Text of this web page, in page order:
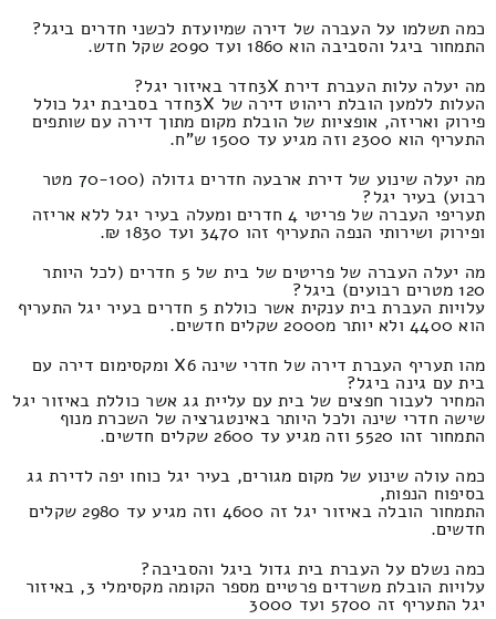
כמה תשלמו על העברה של דירה שמיועדת לכשני חדרים ביגל?
התמחור ביגל והסביבה הוא 1860 ועד 2090 שקל חדש.
מה יעלה עלות העברת דירת 3Xחדר באיזור יגל?
העלות ללמען הובלת ריהוט דירה של 3Xחדר בסביבת יגל כולל
פירוק ואריזה, אופציות של הובלת מקום מתוך דירה עם שותפים
התעריף הוא 2300 וזה מגיע עד 1500 ש"ח.
מה יעלה שינוע של דירת ארבעה חדרים גדולה (70-100 מטר
רבוע) בעיר יגל?
תעריפי העברה של פריטי 4 חדרים ומעלה בעיר יגל ללא אריזה
ופירוק ושירותי הנפה התעריף זהו 3470 ועד 1830 ₪.
מה יעלה העברה של פריטים של בית של 5 חדרים (לכל היותר
120 מטרים רבועים) ביגל?
עלויות העברת בית ענקית אשר כוללת 5 חדרים בעיר יגל התעריף
הוא 4400 ולא יותר מ2000 שקלים חדשים.
מהו תעריף העברת דירה של חדרי שינה X6 ומקסימום דירה עם
בית עם גינה ביגל?
המחיר לעבור חפצים של בית עם עליית גג אשר כוללת באיזור יגל
שישה חדרי שינה ולכל היותר באינטגרציה של השכרת מנוף
התמחור זהו 5520 וזה מגיע עד 2600 שקלים חדשים.
כמה עולה שינוע של מקום מגורים, בעיר יגל כוחו יפה לדירת גג
בסיפוח הנפות,
התמחור הובלה באיזור יגל זה 4600 וזה מגיע עד 2980 שקלים
חדשים.
כמה נשלם על העברת בית גדול ביגל והסביבה?
עלויות הובלת משרדים פרטיים מספר הקומה מקסימלי 3, באיזור
יגל התעריף זה 5700 ועד 3000